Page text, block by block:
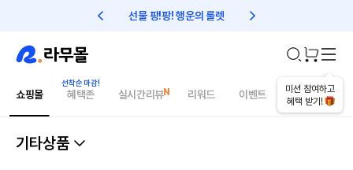
선물 팡!팡! 행운의 룰렛 친구초대 1만원 리워드!
미션 참여하고
혜택 받기!
쇼핑몰 혜택존 실시간리뷰 리워드 이벤트 건강매거진
기타상품